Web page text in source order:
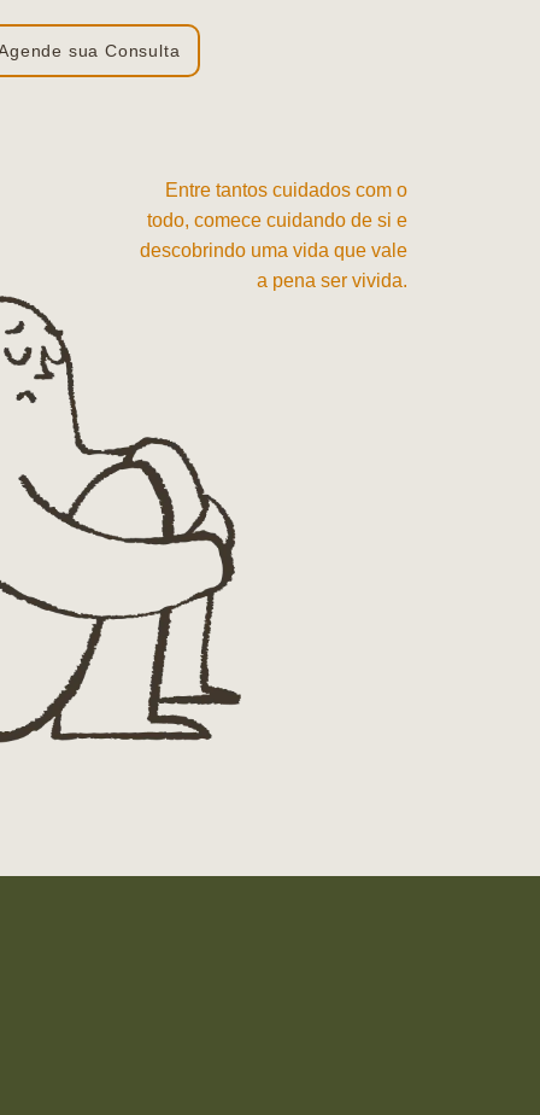
sua Consulta
Entre tantos cuidados com o
todo, comece cuidando de si e
descobrindo uma vida que vale
a pena ser vivida.